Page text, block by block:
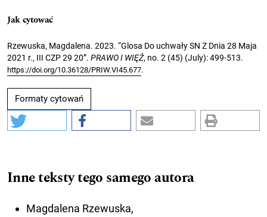
Jak cytować
Rzewuska, Magdalena. 2023. “Glosa Do uchwały SN Z Dnia 28 Maja
2021 r., III CZP 29 20”. PRAWO I WIĘŹ, no. 2 (45) (July): 499-513.
https://doi.org/10.36128/PRIW.VI45.677.
Formaty cytowań
Inne teksty tego samego autora
Magdalena Rzewuska,